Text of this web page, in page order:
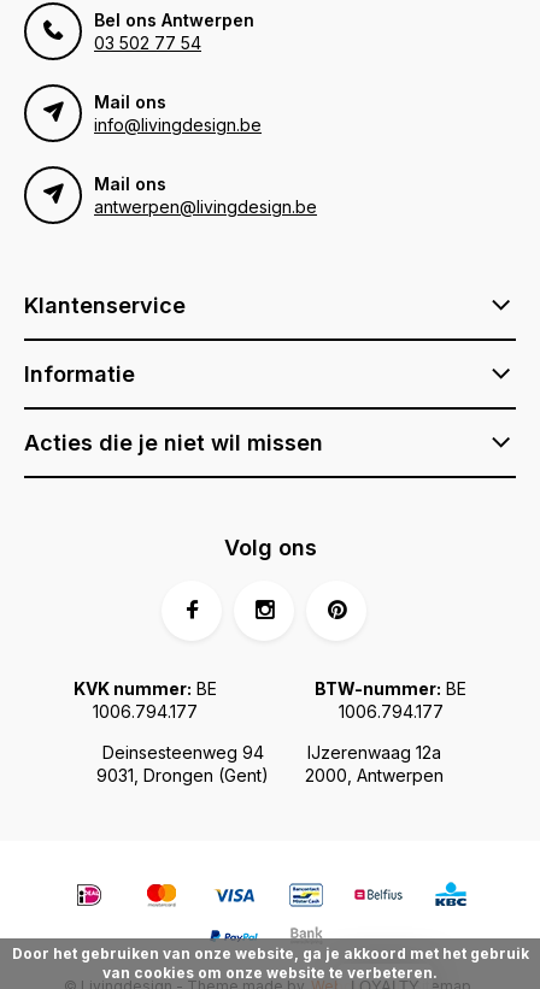
Bel ons Antwerpen
03 502 77 54
Mail ons
info@livingdesign.be
Mail ons
antwerpen@livingdesign.be
Klantenservice
Informatie
Acties die je niet wil missen
Deinsesteenweg 94
9031, Drongen (Gent)
IJzerenwaag 12a
2000, Antwerpen
KVK nummer: BE
1006.794.177
BTW-nummer: BE
1006.794.177
Volg ons
Door het gebruiken van onze website, ga je akkoord met het gebruik
van cookies om onze website te verbeteren.